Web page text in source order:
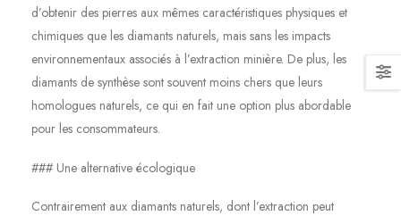
d’obtenir des pierres aux mêmes caractéristiques physiques et
chimiques que les diamants naturels, mais sans les impacts
environnementaux associés à l’extraction minière. De plus, les
diamants de synthèse sont souvent moins chers que leurs
homologues naturels, ce qui en fait une option plus abordable
pour les consommateurs.
### Une alternative écologique
Contrairement aux diamants naturels, dont l’extraction peut